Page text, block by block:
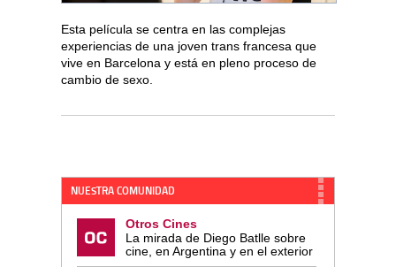
Esta película se centra en las complejas
experiencias de una joven trans francesa que
vive en Barcelona y está en pleno proceso de
cambio de sexo.
NUESTRA COMUNIDAD
Otros Cines
La mirada de Diego Batlle sobre
cine, en Argentina y en el exterior